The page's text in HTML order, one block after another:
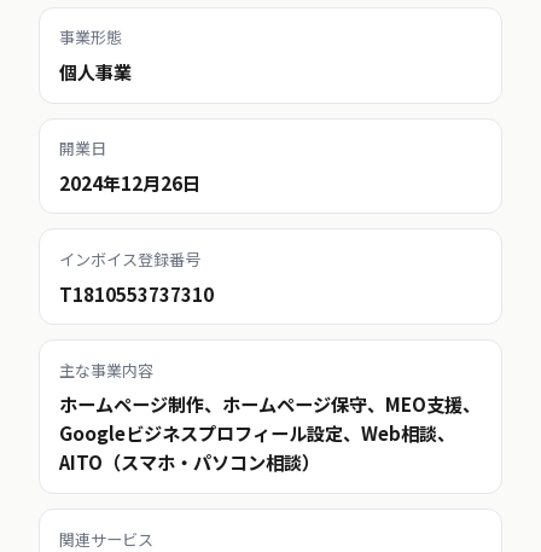
事業形態
個人事業
開業日
2024年12月26日
インボイス登録番号
T1810553737310
主な事業内容
ホームページ制作、ホームページ保守、MEO支援、
Googleビジネスプロフィール設定、Web相談、
AITO（スマホ・パソコン相談）
関連サービス